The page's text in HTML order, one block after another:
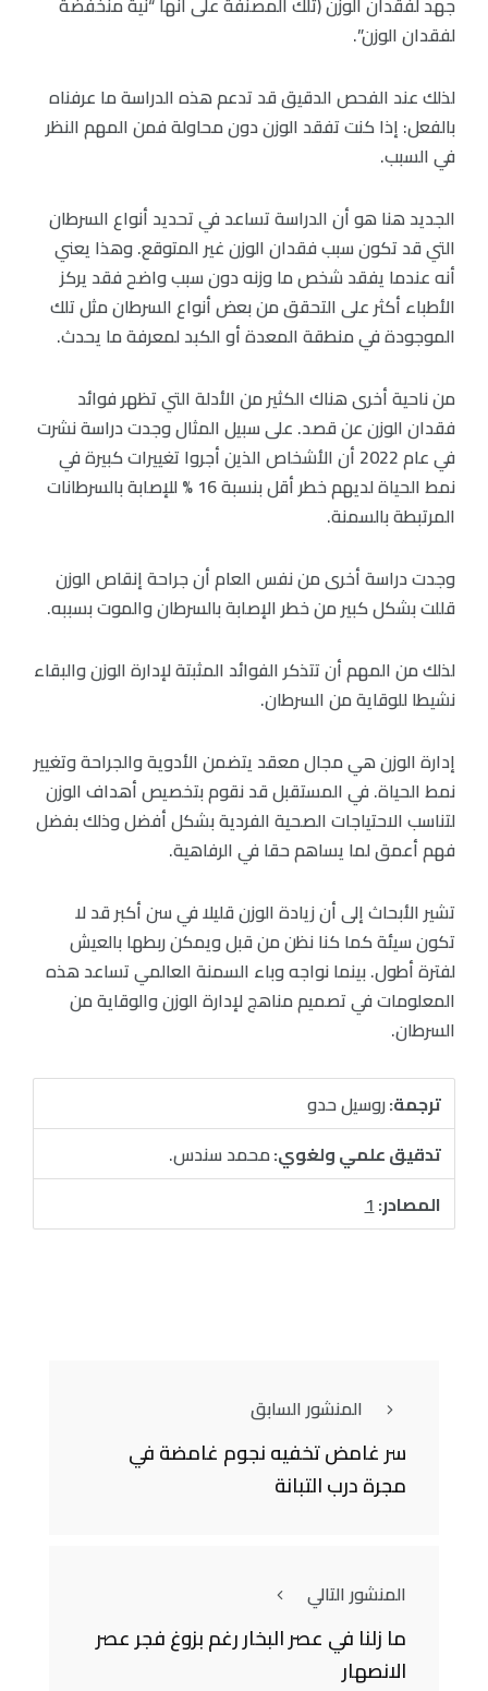
لفقدان الوزن”.
لذلك عند الفحص الدقيق قد تدعم هذه الدراسة ما عرفناه
بالفعل: إذا كنت تفقد الوزن دون محاولة فمن المهم النظر
في السبب.
الجديد هنا هو أن الدراسة تساعد في تحديد أنواع السرطان
التي قد تكون سبب فقدان الوزن غير المتوقع. وهذا يعني
أنه عندما يفقد شخص ما وزنه دون سبب واضح فقد يركز
الأطباء أكثر على التحقق من بعض أنواع السرطان مثل تلك
الموجودة في منطقة المعدة أو الكبد لمعرفة ما يحدث.
من ناحية أخرى هناك الكثير من الأدلة التي تظهر فوائد
فقدان الوزن عن قصد. على سبيل المثال وجدت دراسة نشرت
في عام 2022 أن الأشخاص الذين أجروا تغييرات كبيرة في
نمط الحياة لديهم خطر أقل بنسبة 16 % للإصابة بالسرطانات
المرتبطة بالسمنة.
وجدت دراسة أخرى من نفس العام أن جراحة إنقاص الوزن
قللت بشكل كبير من خطر الإصابة بالسرطان والموت بسببه.
لذلك من المهم أن تتذكر الفوائد المثبتة لإدارة الوزن والبقاء
نشيطا للوقاية من السرطان.
إدارة الوزن هي مجال معقد يتضمن الأدوية والجراحة وتغيير
نمط الحياة. في المستقبل قد نقوم بتخصيص أهداف الوزن
لتناسب الاحتياجات الصحية الفردية بشكل أفضل وذلك بفضل
فهم أعمق لما يساهم حقا في الرفاهية.
تشير الأبحاث إلى أن زيادة الوزن قليلا في سن أكبر قد لا
تكون سيئة كما كنا نظن من قبل ويمكن ربطها بالعيش
لفترة أطول. بينما نواجه وباء السمنة العالمي تساعد هذه
المعلومات في تصميم مناهج لإدارة الوزن والوقاية من
السرطان.
ترجمة:روسيل حدو
تدقيق علمي ولغوي:محمد سندس.
المصادر:1
المنشور السابق
سر غامض تخفيه نجوم غامضة في
مجرة درب التبانة
المنشور التالي
ما زلنا في عصر البخار رغم بزوغ فجر عصر
الانصهار